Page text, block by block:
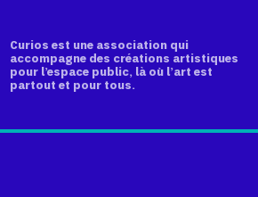
Curios est une association qui
accompagne des créations artistiques
pour l’espace public, là où l’art est
partout et pour tous.